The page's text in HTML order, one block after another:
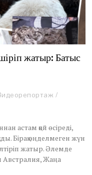
жатыр: Батыс
/
астам қой өсіреді,
Бірақ өңделмеген жүн
жатыр. Әлемде
Австралия, Жаңа